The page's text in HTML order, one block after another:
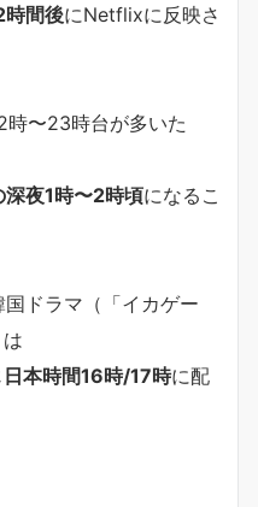
時間後にNetflixに反映さ
〜23時台が多いた
深夜1時〜2時頃になるこ
ドラマ（「イカゲー
日本時間16時/17時に配